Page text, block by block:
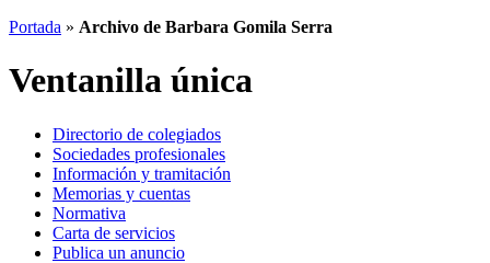
Portada » Archivo de Barbara Gomila Serra
Ventanilla única
Directorio de colegiados
Sociedades profesionales
Información y tramitación
Memorias y cuentas
Normativa
Carta de servicios
Publica un anuncio